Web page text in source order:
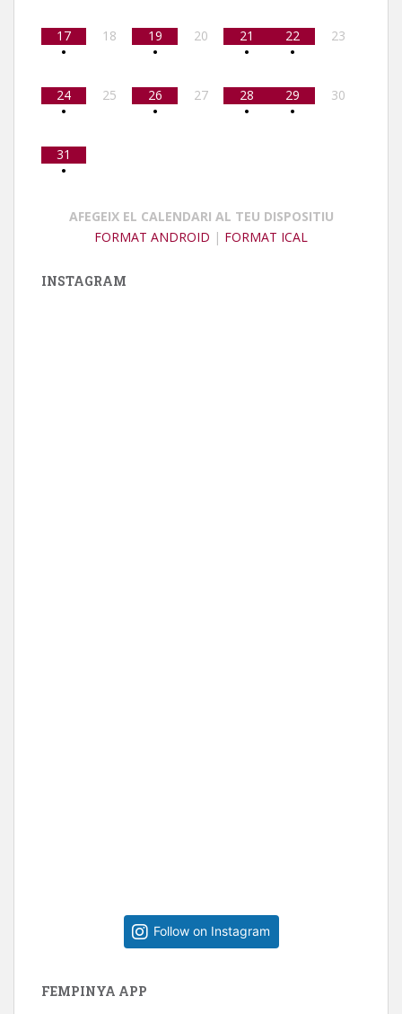
17
•
18
19
•
20
21
•
22
•
23
24
•
25
26
•
27
28
•
29
•
30
31
•
AFEGEIX EL CALENDARI AL TEU DISPOSITIU
FORMAT ANDROID | FORMAT ICAL
INSTAGRAM
Follow on Instagram
FEMPINYA APP